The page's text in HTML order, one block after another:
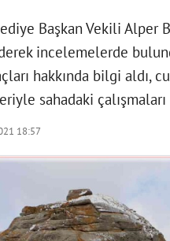
Başkan Vekili Alper
incelemelerde
hakkında bilgi aldı,
sahadaki
18:57